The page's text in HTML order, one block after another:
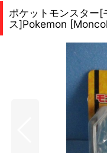
ポケットモンスタ
ス]Pokemon